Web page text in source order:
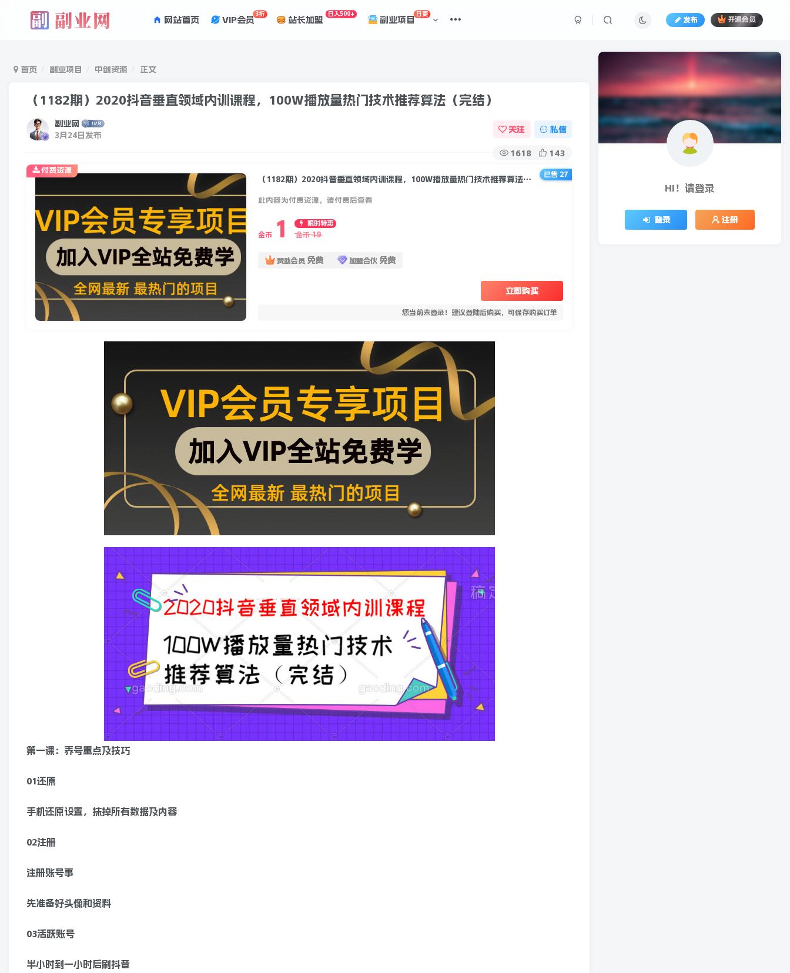
网站首页 VIP会员
3折
站长加盟
日入500+
副业项目
日更
发布 开通会员
首页 副业项目 中创资源 正文
（1182期）2020抖音垂直领域内训课程，100W播放量热门技术推荐算法（完结）
副业网
3月24日发布
关注 私信
1618 143
（1182期）2020抖音垂直领域内训课程，100W播放量热门技术推荐算法（完结）
此内容为付费资源，请付费后查看
金币 1
限时特惠
金币 19
赞助会员 免费 加盟合伙 免费
立即购买
您当前未登录！建议登陆后购买，可保存购买订单
付费资源
已售 27
第一课：养号重点及技巧
01还原
手机还原设置，抹掉所有数据及内容
02注册
注册账号事
先准备好头像和资料
03活跃账号
半小时到一小时后刷抖音
HI！请登录
登录 注册